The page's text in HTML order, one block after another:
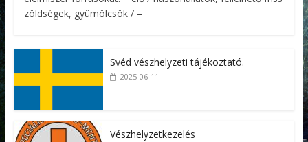
zöldségek, gyümölcsök / –
Svéd vészhelyzeti tájékoztató.
2025-06-11
Vészhelyzetkezelés